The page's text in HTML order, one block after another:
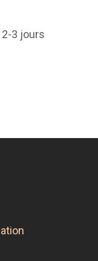
3 jours